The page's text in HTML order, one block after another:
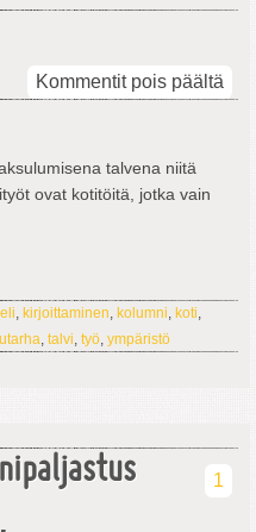
Kommentit pois päältä
talvena niitä
ovat kotitöitä, jotka vain
, kirjoittaminen, kolumni, koti,
, talvi, työ, ympäristö
1